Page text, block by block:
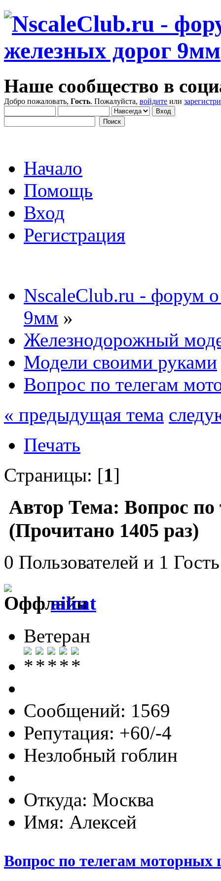
Наше сообщество в
Добро пожаловать, Гость. Пожалуйста, войдите или
Начало
Помощь
Вход
Регистрация
NscaleClub.ru - форум
9мм »
Железнодорожный
Модели своими руками
Вопрос по телегам
« предыдущая тема
Печать
Страницы: [1]
Автор Тема: Вопрос
(Прочитано 1405 раз)
0 Пользователей и 1
ailcat
Ветеран
Сообщений: 1569
Репутация: +60/-4
Незлобный гоблин
Откуда: Москва
Имя: Алексей
Вопрос по телегам моторных